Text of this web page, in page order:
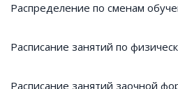
Распределение по сменам
Расписание занятий по
Расписание занятий заочной